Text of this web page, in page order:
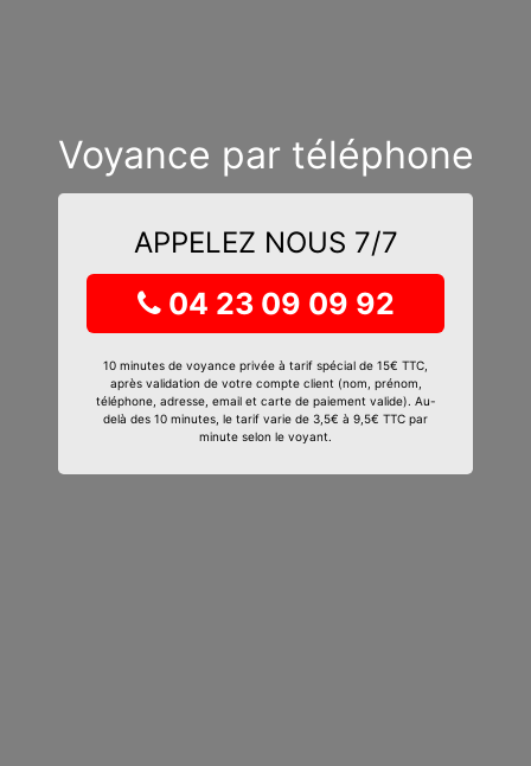
Voyance par téléphone
APPELEZ NOUS 7/7
04 23 09 09 92
10 minutes de voyance privée à tarif spécial de 15€ TTC,
après validation de votre compte client (nom, prénom,
téléphone, adresse, email et carte de paiement valide). Au-
delà des 10 minutes, le tarif varie de 3,5€ à 9,5€ TTC par
minute selon le voyant.